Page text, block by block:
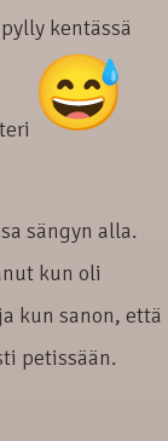
kentässä
sängyn alla.
kun oli
kun sanon, että
petissään.